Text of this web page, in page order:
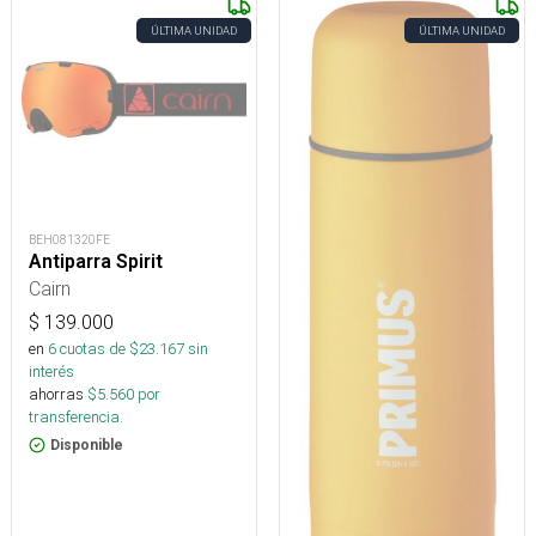
ÚLTIMA UNIDAD
BEH081320FE
Antiparra Spirit
Cairn
$ 139.000
en 6cuotas de $23.167sin
interés
ahorras $5.560 por
transferencia.
Disponible
ÚLTIMA UNIDAD